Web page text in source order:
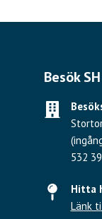
Besök SH
532
Hitta
Länk